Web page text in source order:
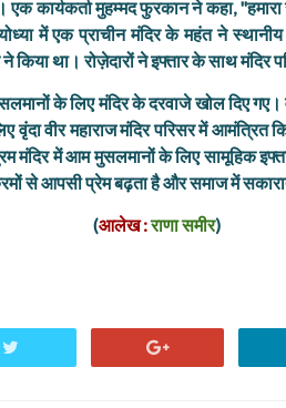
कार्यकर्ता मुहम्मद फुरकान ने कहा,
में एक प्राचीन मंदिर के महंत ने
था। रोज़ेदारों ने इफ्तार के साथ मंदिर
के लिए मंदिर के दरवाजे खोल दिए
वृंदा वीर महाराज मंदिर परिसर में
मंदिर में आम मुसलमानों के लिए सामूहिक
से आपसी प्रेम बढ़ता है और समाज में
(आलेख :राणा समीर)